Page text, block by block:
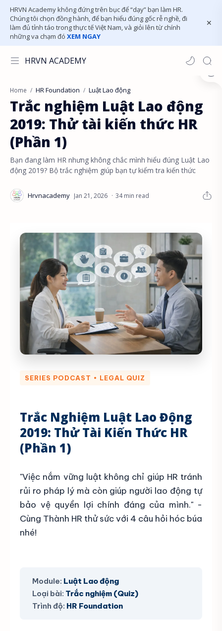
HRVN Academy không đứng trên bục để “dạy” bạn làm HR.
Chúng tôi chọn đồng hành, để bạn hiểu đúng gốc rễ nghề, đi
làm đủ tỉnh táo trong thực tế Việt Nam, và giỏi lên từ chính
những va chạm đó XEM NGAY
HRVN ACADEMY
Home HR Foundation Luật Lao động
Trắc nghiệm Luật Lao động
2019: Thử tài kiến thức HR
(Phần 1)
Bạn đang làm HR nhưng không chắc mình hiểu đúng Luật Lao
động 2019? Bộ trắc nghiệm giúp bạn tự kiểm tra kiến thức
34 min read
SERIES PODCAST • LEGAL QUIZ
Trắc Nghiệm Luật Lao Động
2019: Thử Tài Kiến Thức HR
(Phần 1)
"Việc nắm vững luật không chỉ giúp HR tránh
rủi ro pháp lý mà còn giúp người lao động tự
bảo vệ quyền lợi chính đáng của mình." -
Cùng Thành HR thử sức với 4 câu hỏi hóc búa
nhé!
Module: Luật Lao động
Loại bài: Trắc nghiệm (Quiz)
Trình độ: HR Foundation